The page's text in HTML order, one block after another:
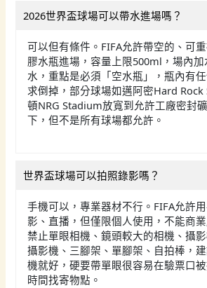
2026世界盃球場可以帶水進場嗎？
可以但有條件。FIFA允許帶空的、可
膠水瓶進場，容量上限500ml，場內
水，重點是必須「空水瓶」，瓶內有
求倒掉，部分球場如邁阿密Hard
頓NRG Stadium放寬到允許工廠密封
下，但不是所有球場都允許。
世界盃球場可以拍照錄影嗎？
手機可以，專業器材不行。FIFA允許
影、直播，但僅限個人使用，不能商
禁止單眼相機、鏡頭較大的相機、攝
攝影機、三腳架、單腳架、自拍棒，
機就好，硬要帶單眼很容易在驗票口
時間找寄物點。